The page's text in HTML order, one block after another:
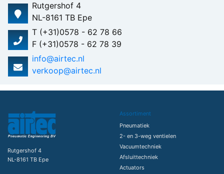
Rutgershof 4
NL-8161 TB Epe
T (+31)0578 - 62 78 66
F (+31)0578 - 62 78 39
info@airtec.nl
verkoop@airtec.nl
Rutgershof 4
NL-8161 TB Epe
Assortiment
Pneumatiek
2- en 3-weg ventielen
Vacuumtechniek
Afsluittechniek
Actuators